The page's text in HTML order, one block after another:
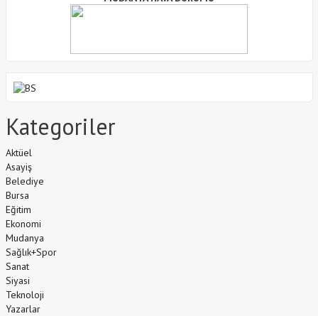
Kategoriler
Aktüel
Asayiş
Belediye
Bursa
Eğitim
Ekonomi
Mudanya
Sağlık+Spor
Sanat
Siyasi
Teknoloji
Yazarlar